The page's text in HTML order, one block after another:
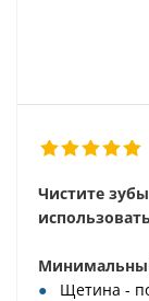
Чистите
Щетина -